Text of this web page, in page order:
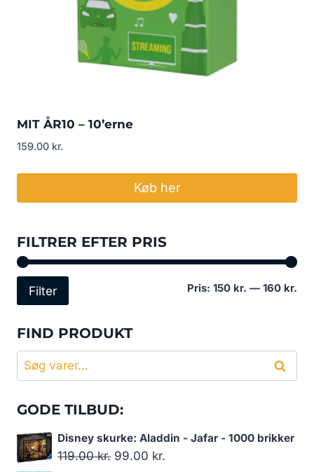
MIT ÅR10 – 10’erne
159.00 kr.
Køb her
FILTRER EFTER PRIS
Filter Pris: 150 kr. — 160 kr.
FIND PRODUKT
Søg
efter:
Søg
GODE TILBUD:
Disney skurke: Aladdin - Jafar - 1000 brikker
119.00kr. Den
99.00 kr.